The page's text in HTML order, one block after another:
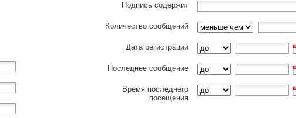
Подпись содержит
Количество сообщений
Дата регистрации
Последнее сообщение
Время последнего
посещения